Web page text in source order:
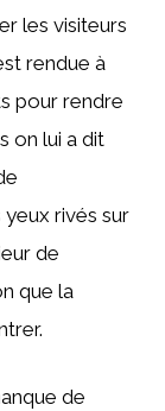
les visiteurs
rendue à
pour rendre
on lui a dit
yeux rivés sur
de
que la
de